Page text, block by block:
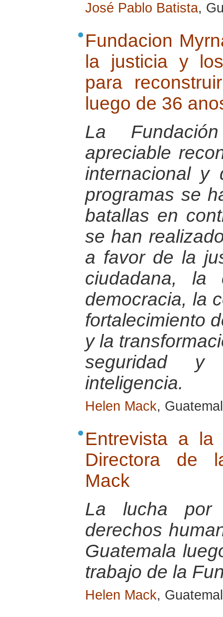
José Pablo Batista,
Fundacion
la justicia y
para
luego de 36
La
apreciable
internacional y
programas se
batallas en
se han
a favor de la
ciudadana, la
democracia, la
fortalecimiento
y la
seguridad
inteligencia.
Helen Mack,
Entrevista a la
Directora de
Mack
La lucha
derechos
Guatemala
trabajo de la
Helen Mack,